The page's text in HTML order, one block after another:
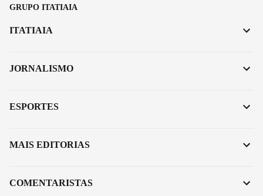
GRUPO ITATIAIA
ITATIAIA
JORNALISMO
ESPORTES
MAIS EDITORIAS
COMENTARISTAS